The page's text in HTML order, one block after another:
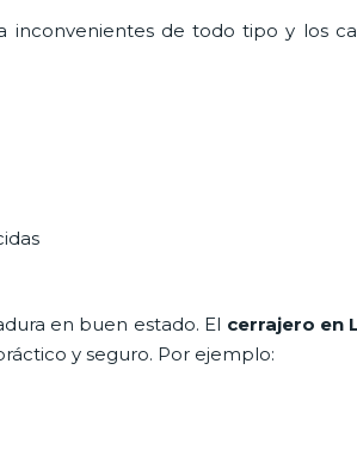
de todo tipo y los
en buen estado. El cerrajero en
y seguro. Por ejemplo: